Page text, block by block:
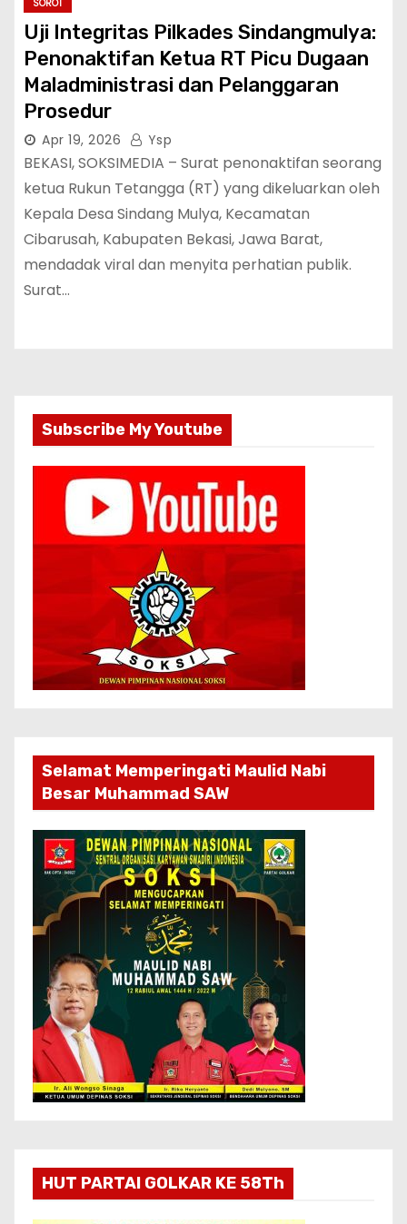
SOROT
Uji Integritas Pilkades Sindangmulya:
Penonaktifan Ketua RT Picu Dugaan
Maladministrasi dan Pelanggaran
Prosedur
Apr 19, 2026 Ysp
BEKASI, SOKSIMEDIA – Surat penonaktifan seorang
ketua Rukun Tetangga (RT) yang dikeluarkan oleh
Kepala Desa Sindang Mulya, Kecamatan
Cibarusah, Kabupaten Bekasi, Jawa Barat,
mendadak viral dan menyita perhatian publik.
Surat…
Subscribe My Youtube
Selamat Memperingati Maulid Nabi
Besar Muhammad SAW
HUT PARTAI GOLKAR KE 58Th